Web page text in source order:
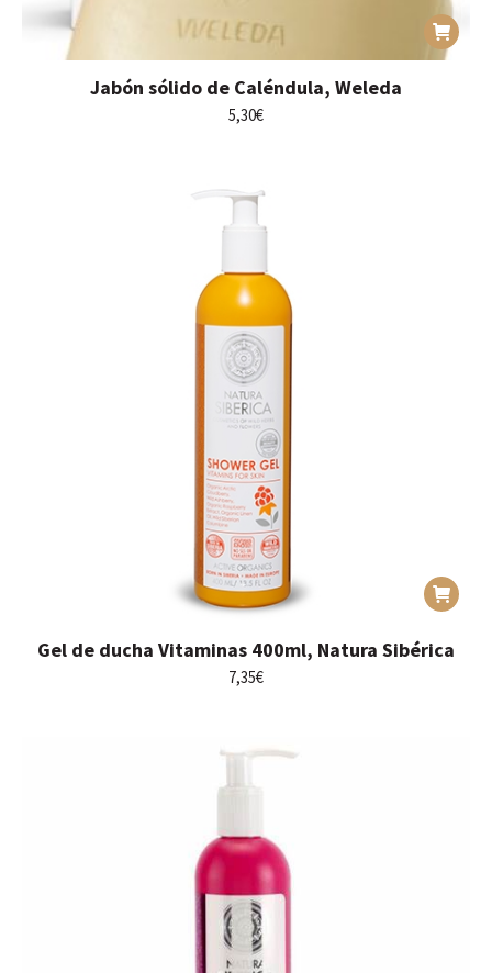
Jabón sólido de Caléndula, Weleda
5,30€
Gel de ducha Vitaminas 400ml, Natura Sibérica
7,35€